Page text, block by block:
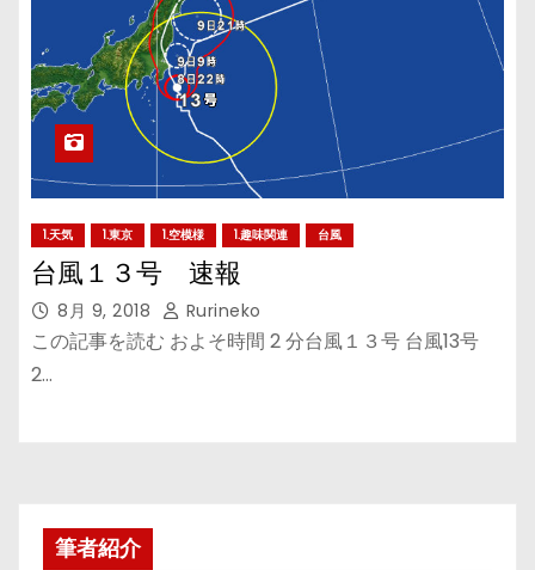
1.天気 1.東京 1.空模様 1.趣味関連 台風
台風１３号 速報
8月 9, 2018 Rurineko
この記事を読む およそ時間 2 分台風１３号 台風13号
2…
筆者紹介